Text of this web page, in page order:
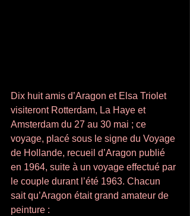
Dix huit amis d’Aragon et Elsa Triolet
visiteront Rotterdam, La Haye et
Amsterdam du 27 au 30 mai ; ce
voyage, placé sous le signe du Voyage
de Hollande, recueil d’Aragon publié
en 1964, suite à un voyage effectué par
le couple durant l’été 1963. Chacun
sait qu’Aragon était grand amateur de
peinture :